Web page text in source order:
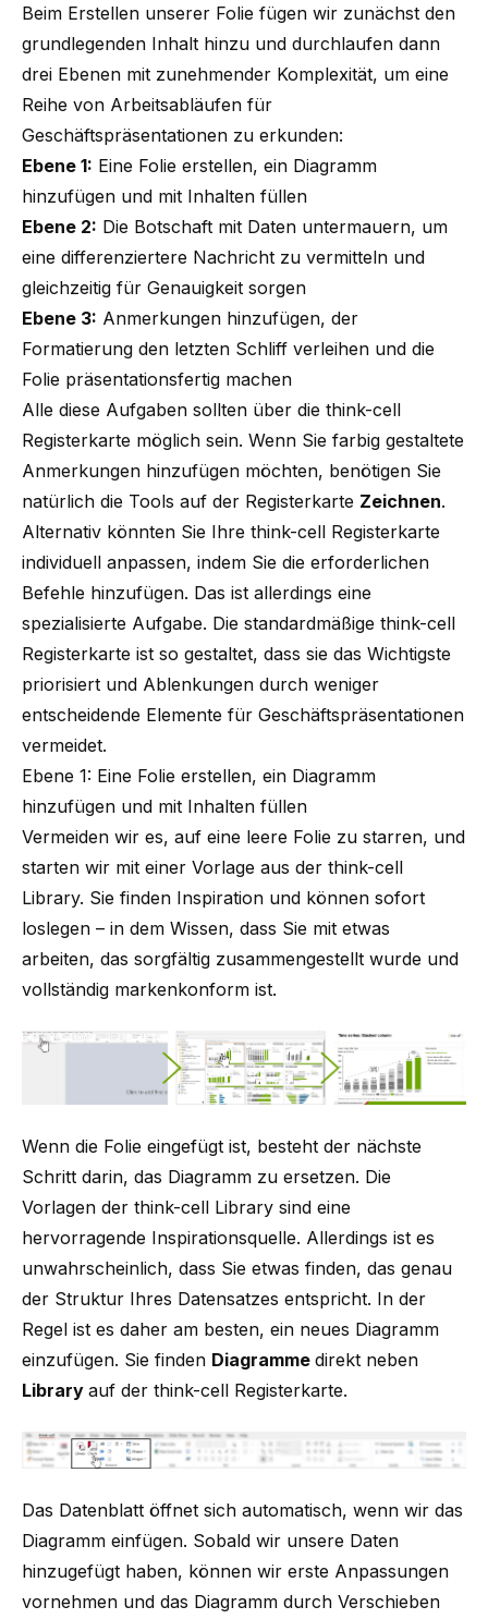
Beim Erstellen unserer Folie fügen wir zunächst den
grundlegenden Inhalt hinzu und durchlaufen dann
drei Ebenen mit zunehmender Komplexität, um eine
Reihe von Arbeitsabläufen für
Geschäftspräsentationen zu erkunden:
Ebene 1: Eine Folie erstellen, ein Diagramm
hinzufügen und mit Inhalten füllen
Ebene 2: Die Botschaft mit Daten untermauern, um
eine differenziertere Nachricht zu vermitteln und
gleichzeitig für Genauigkeit sorgen
Ebene 3: Anmerkungen hinzufügen, der
Formatierung den letzten Schliff verleihen und die
Folie präsentationsfertig machen
Alle diese Aufgaben sollten über die think-cell
Registerkarte möglich sein. Wenn Sie farbig gestaltete
Anmerkungen hinzufügen möchten, benötigen Sie
natürlich die Tools auf der Registerkarte Zeichnen.
Alternativ könnten Sie Ihre think-cell Registerkarte
individuell anpassen, indem Sie die erforderlichen
Befehle hinzufügen. Das ist allerdings eine
spezialisierte Aufgabe. Die standardmäßige think-cell
Registerkarte ist so gestaltet, dass sie das Wichtigste
priorisiert und Ablenkungen durch weniger
entscheidende Elemente für Geschäftspräsentationen
vermeidet.
Ebene 1: Eine Folie erstellen, ein Diagramm
hinzufügen und mit Inhalten füllen
Vermeiden wir es, auf eine leere Folie zu starren, und
starten wir mit einer Vorlage aus der think-cell
Library. Sie finden Inspiration und können sofort
loslegen – in dem Wissen, dass Sie mit etwas
arbeiten, das sorgfältig zusammengestellt wurde und
vollständig markenkonform ist.
Wenn die Folie eingefügt ist, besteht der nächste
Schritt darin, das Diagramm zu ersetzen. Die
Vorlagen der think-cell Library sind eine
hervorragende Inspirationsquelle. Allerdings ist es
unwahrscheinlich, dass Sie etwas finden, das genau
der Struktur Ihres Datensatzes entspricht. In der
Regel ist es daher am besten, ein neues Diagramm
einzufügen. Sie finden Diagramme direkt neben
Library auf der think-cell Registerkarte.
Das Datenblatt öffnet sich automatisch, wenn wir das
Diagramm einfügen. Sobald wir unsere Daten
hinzugefügt haben, können wir erste Anpassungen
vornehmen und das Diagramm durch Verschieben